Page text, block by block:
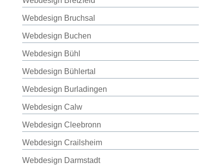
Webdesign Bruchsal
Webdesign Buchen
Webdesign Bühl
Webdesign Bühlertal
Webdesign Burladingen
Webdesign Calw
Webdesign Cleebronn
Webdesign Crailsheim
Webdesign Darmstadt